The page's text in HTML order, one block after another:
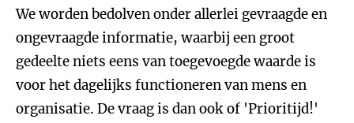
We worden bedolven onder allerlei gevraagde en
ongevraagde informatie, waarbij een groot
gedeelte niets eens van toegevoegde waarde is
voor het dagelijks functioneren van mens en
organisatie. De vraag is dan ook of 'Prioritijd!'